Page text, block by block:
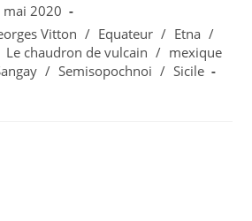
:
mai 2020
Vitton / Equateur / Etna /
Le chaudron de vulcain / mexique
/ Semisopochnoi / Sicile